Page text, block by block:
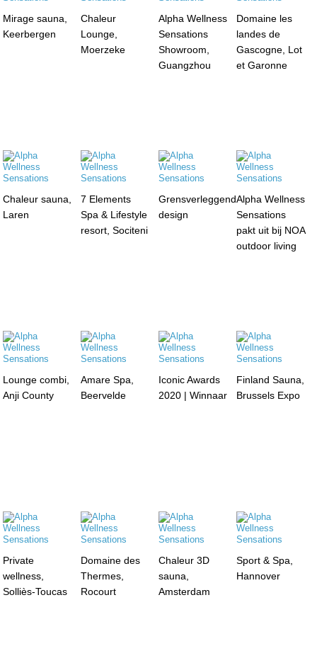
Mirage sauna,
Keerbergen
Chaleur
Lounge,
Moerzeke
Alpha Wellness
Sensations
Showroom,
Guangzhou
Domaine les
landes de
Gascogne, Lot
et Garonne
Chaleur sauna,
Laren
7 Elements
Spa & Lifestyle
resort, Sociteni
Grensverleggend
design
Alpha Wellness
Sensations
pakt uit bij NOA
outdoor living
Lounge combi,
Anji County
Amare Spa,
Beervelde
Iconic Awards
2020 | Winnaar
Finland Sauna,
Brussels Expo
Private
wellness,
Solliès-Toucas
Domaine des
Thermes,
Rocourt
Chaleur 3D
sauna,
Amsterdam
Sport & Spa,
Hannover